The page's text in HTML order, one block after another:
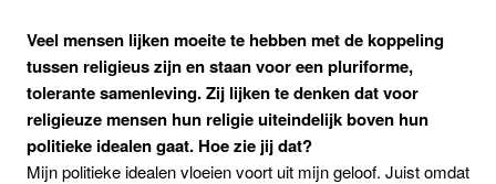
Veel mensen lijken moeite te hebben met de koppeling
tussen religieus zijn en staan voor een pluriforme,
tolerante samenleving. Zij lijken te denken dat voor
religieuze mensen hun religie uiteindelijk boven hun
politieke idealen gaat. Hoe zie jij dat?
Mijn politieke idealen vloeien voort uit mijn geloof. Juist omdat